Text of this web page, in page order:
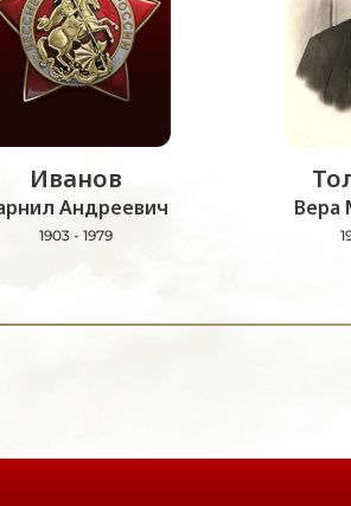
Иванов
Андреевич
1903 - 1979
Вера